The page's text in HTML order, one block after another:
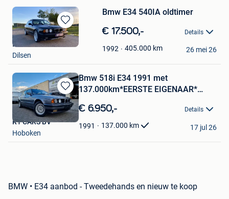
Bewaren
in
Mijn
Bmw E34 540IA oldtimer
€ 17.500,- Details
1992 405.000 km
Dorian
Dilsen
26 mei 26
Bewaren
in
Mijn
Favorieten
Bmw 518i E34 1991 met
137.000km*EERSTE EIGENAAR*
€ 6.950,- Details
1991 137.000 km
R1 CARS BV
Hoboken
17 jul 26
BMW • E34 aanbod - Tweedehands en nieuw te koop